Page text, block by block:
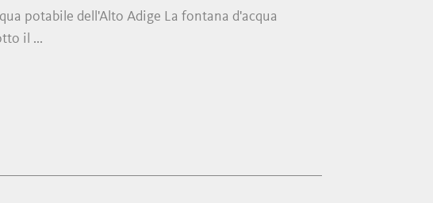
potabile dell'Alto Adige La fontana d'acqua
il ...